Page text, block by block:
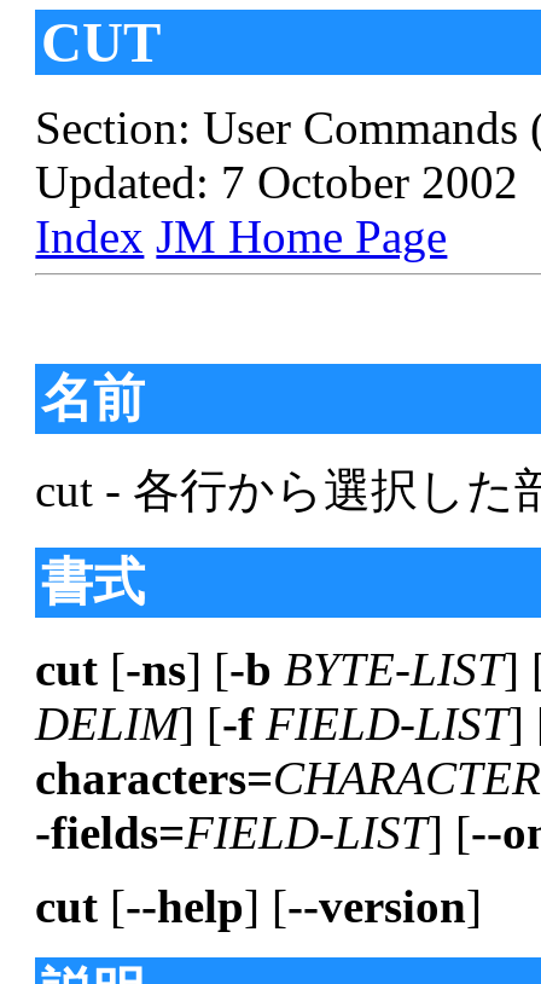
CUT
Section: User Commands
Updated: 7 October 2002
Index JM Home Page
名前
cut - 各行から選択し
書式
cut [-ns] [-b BYTE-LIST]
DELIM] [-f FIELD-LIST]
characters=
-fields=FIELD-LIST] [--
cut [--help] [--version]